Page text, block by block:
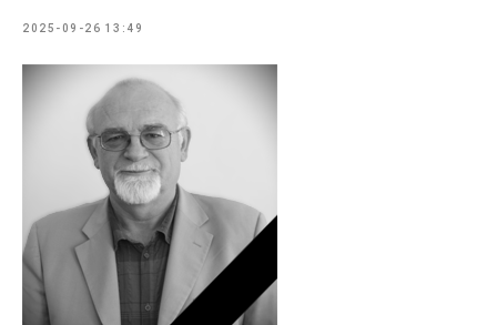
2025-09-26 13:49